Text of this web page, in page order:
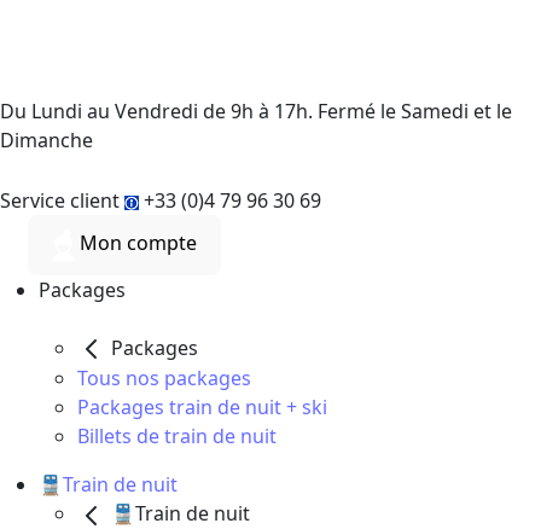
Du Lundi au Vendredi de 9h à 17h. Fermé le Samedi et le
Dimanche
Service client
+33 (0)4 79 96 30 69
Mon compte
Packages
Packages
Tous nos packages
Packages train de nuit + ski
Billets de train de nuit
🚆Train de nuit
🚆Train de nuit